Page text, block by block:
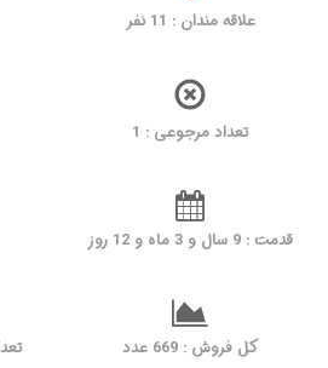
علاقه مندان : 11 نفر
تعداد مرجوعی : 1
قدمت : 9 سال و 3 ماه و 12 روز
کل فروش : 669 عدد